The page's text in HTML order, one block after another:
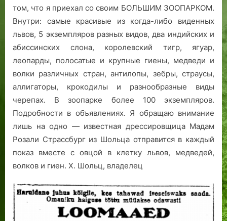
том, что я приехал со своим БОЛЬШИМ ЗООПАРКОМ.
Внутри: самые красивые из когда-либо виденных
львов, 5 экземпляров разных видов, два индийских и
абиссинских слона, королевский тигр, ягуар,
леопарды, полосатые и крупные гиены, медведи и
волки различных стран, антилопы, зебры, страусы,
аллигаторы, крокодилы и разнообразные виды
черепах. В зоопарке более 100 экземпляров.
Подробности в объявлениях. Я обращаю внимание
лишь на одно — известная дрессировщица Мадам
Розали Страссбург из Шольца отправится в каждый
показ вместе с овцой в клетку львов, медведей,
волков и гиен. Х. Шольц, владелец